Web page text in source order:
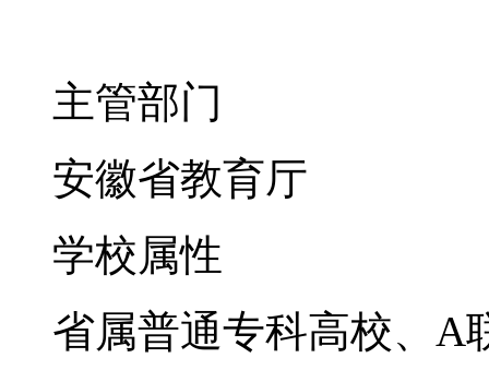
主管部门
安徽省教育厅
学校属性
省属普通专科高校、A